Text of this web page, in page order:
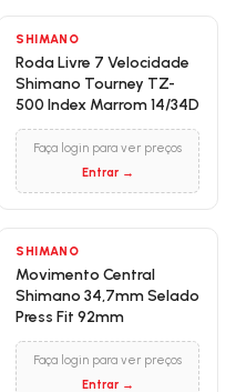
SHIMANO
Roda Livre 7 Velocidade
Shimano Tourney TZ-
500 Index Marrom 14/34D
Faça login para ver preços
Entrar →
SHIMANO
Movimento Central
Shimano 34,7mm Selado
Press Fit 92mm
Faça login para ver preços
Entrar →